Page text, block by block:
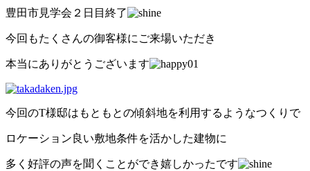
豊田市見学会２日目終了
今回もたくさんの御客様にご来場いただき
本当にありがとうございます
今回のT様邸はもともとの傾斜地を利用するようなつくりで
ロケーション良い敷地条件を活かした建物に
多く好評の声を聞くことができ嬉しかったです